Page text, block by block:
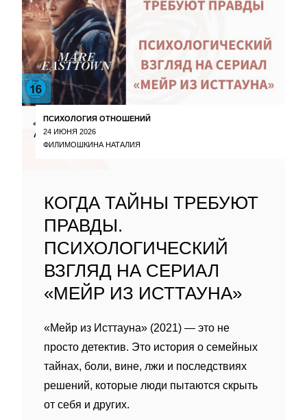
ПСИХОЛОГИЯ ОТНОШЕНИЙ
24 ИЮНЯ 2026
ФИЛИМОШКИНА НАТАЛИЯ
КОГДА ТАЙНЫ ТРЕБУЮТ
ПРАВДЫ.
ПСИХОЛОГИЧЕСКИЙ
ВЗГЛЯД НА СЕРИАЛ
«МЕЙР ИЗ ИСТТАУНА»
«Мейр из Исттауна» (2021) — это не
просто детектив. Это история о семейных
тайнах, боли, вине, лжи и последствиях
решений, которые люди пытаются скрыть
от себя и других.